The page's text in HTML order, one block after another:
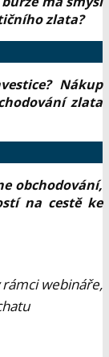
zlata?
Nákup
zlata
obchodování,
na cestě ke
webináře,